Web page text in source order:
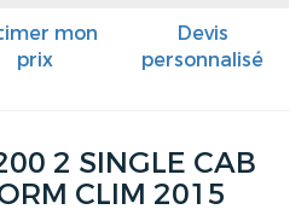
mon
prix
Devis
personnalisé
2 SINGLE CAB
CLIM 2015